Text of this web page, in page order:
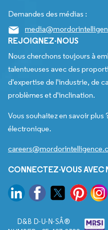
Demandes des médias :
REJOIGNEZ-NOUS
Nous cherchons toujours à
talentueuses avec des
d'expertise de l'industrie, de
problèmes et d'inclination.
Vous souhaitez en savoir
électronique.
CONNECTEZ-VOUS AVEC
D&B D-U-N-SÂ®